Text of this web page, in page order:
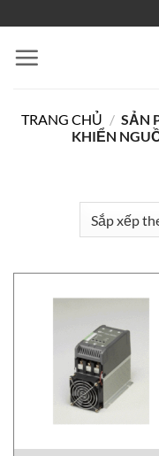
qua
nội
TRANG CHỦ / SẢN
KHIỂN